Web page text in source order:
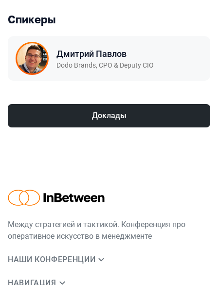
Спикеры
Дмитрий Павлов
Dodo Brands, CPO & Deputy CIO
Доклады
Между стратегией и тактикой. Конференция про
оперативное искусство в менеджменте
НАШИ КОНФЕРЕНЦИИ
НАВИГАЦИЯ